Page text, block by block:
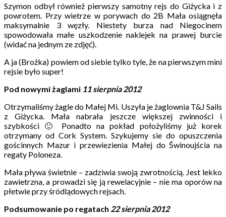
Szymon odbył również pierwszy samotny rejs do Giżycka i z
powrotem. Przy wietrze w porywach do 2B Mała osiągnęła
maksymalnie 3 węzły. Niestety burza nad Niegocinem
spowodowała małe uszkodzenie naklejek na prawej burcie
(widać na jednym ze zdjęć).
A ja (Brożka) powiem od siebie tylko tyle, że na pierwszym mini
rejsie było super!
Pod nowymi żaglami 11 sierpnia 2012
Otrzymaliśmy żagle do Małej Mi. Uszyła je żaglownia T&J Sails
z Giżycka. Mała nabrała jeszcze większej zwinności i
szybkości 🙂 Ponadto na pokład położyliśmy już korek
otrzymany od Cork System. Szykujemy sie do opuszczenia
gościnnych Mazur i przewiezienia Małej do Świnoujścia na
regaty Poloneza.
Mała pływa świetnie – zadziwia swoją zwrotnością. Jest lekko
zawietrzna, a prowadzi się ją rewelacyjnie – nie ma oporów na
płetwie przy śródlądowych rejsach.
Podsumowanie po regatach 22 sierpnia 2012